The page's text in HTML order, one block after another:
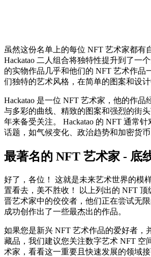
虽然这份名单上的每位 NFT 艺术家都有
Hackatao 二人组合将独特性提升到了一
的实物作品几乎和他们的 NFT 艺术作品
们独特的艺术风格，在简单的图案和设计
Hackatao 是一位 NFT 艺术家，他的作品
与多彩的曲线、精致的图案和强烈的街
年来备受关注。 Hackatao 的 NFT 通常
话题，如气候变化、政治趋势和加密货币
最著名的 NFT 艺术家 - 底
好了，各位！ 这就是未来艺术世界的模
置看去，美不胜收！ 以上列出的 NFT
晋艺术家中的佼佼者，他们正在尝试无
成功创作出了一些最杰出的作品。
如果您是新兴 NFT 艺术作品的爱好者，
藏品，我们建议您关注数字艺术 NFT 空
术家，看看这一重要且快速发展的领域接